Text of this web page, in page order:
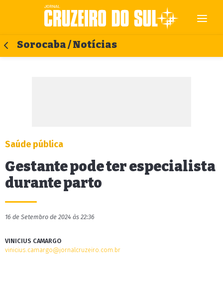
Sorocaba / Notícias
Saúde pública
Gestante pode ter especialista
durante parto
16 de Setembro de 2024 às 22:36
VINICIUS CAMARGO
vinicius.camargo@jornalcruzeiro.com.br